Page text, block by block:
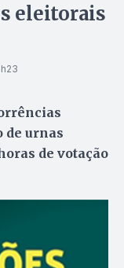
eleitorais
de urnas
de votação